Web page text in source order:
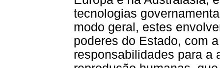
tecnologias
modo geral, estes
poderes do Estado, com
responsabilidades para a